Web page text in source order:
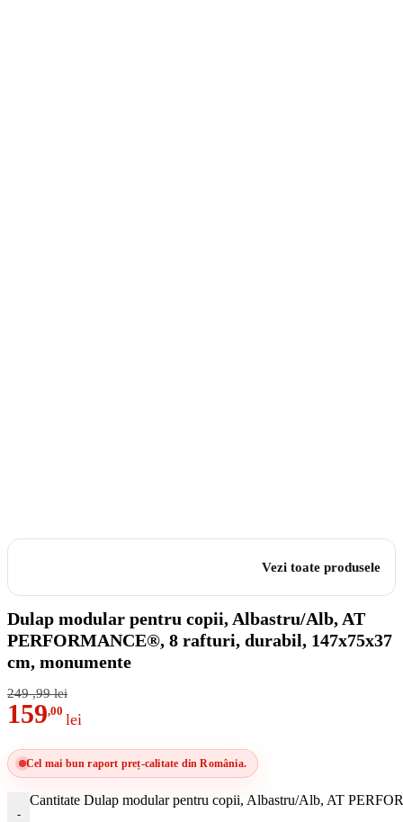
Vezi toate produsele
Dulap modular pentru copii, Albastru/Alb, AT
PERFORMANCE®, 8 rafturi, durabil, 147x75x37
cm, monumente
249 ,99 lei
159,00 lei
Cel mai bun raport preț-calitate din România.
-
Cantitate Dulap modular pentru copii, Albastru/Alb, AT